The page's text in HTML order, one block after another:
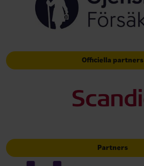
Officiella partners
Partners